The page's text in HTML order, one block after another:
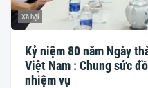
Xã hội
Kỷ niệm 80 năm Ngày
Việt Nam : Chung sức
nhiệm vụ